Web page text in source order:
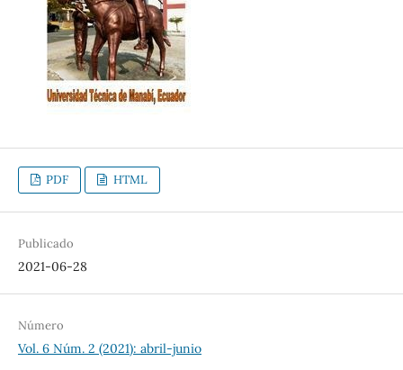
PDF HTML
Publicado
2021-06-28
Número
Vol. 6 Núm. 2 (2021): abril-junio